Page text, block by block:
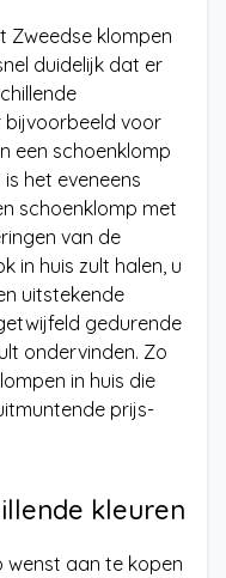
Zweedse klompen
duidelijk dat er
bijvoorbeeld voor
een schoenklomp
het eveneens
schoenklomp met
van de
in huis zult halen, u
uitstekende
gedurende
ondervinden. Zo
in huis die
prijs-
kleuren
wenst aan te kopen